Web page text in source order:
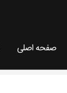
صفحه اصلی